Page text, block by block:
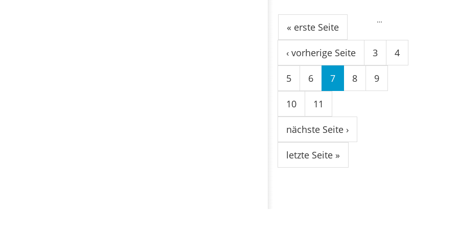
Seiten
« erste Seite
‹ vorherige Seite
…
3 4
5 6 7 8 9
10 11
nächste Seite ›
letzte Seite »